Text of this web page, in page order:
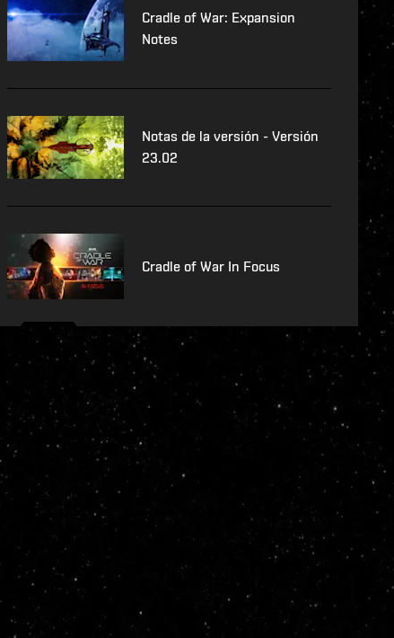
Cradle of War: Expansion
Notes
Notas de la versión - Versión
23.02
Cradle of War In Focus